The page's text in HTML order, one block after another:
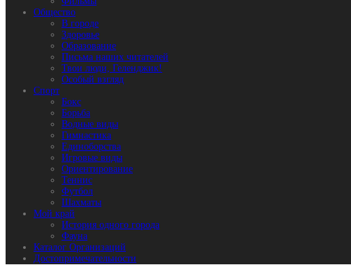
Общество
В городе
Здоровье
Образование
Письма наших читателей
Твои люди, Геленджик!
Особый взгляд
Спорт
Бокс
Борьба
Водные виды
Гимнастика
Единоборства
Игровые виды
Ориентирование
Теннис
Футбол
Шахматы
Мой край
История одного города
Фауна
Каталог Организаций
Достопримечательности